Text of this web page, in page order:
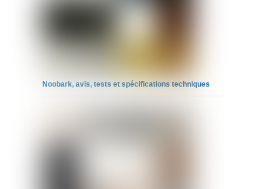
Noobark, avis, tests et spécifications techniques